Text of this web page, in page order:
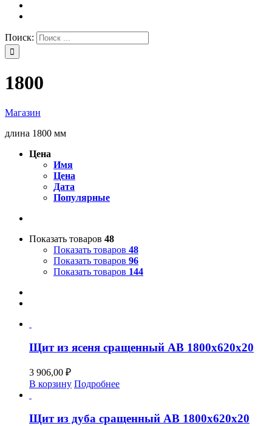
Поиск:
1800
Магазин
длина 1800 мм
Цена
Имя
Цена
Дата
Популярные
Показать товаров 48
Показать товаров 48
Показать товаров 96
Показать товаров 144
Щит из ясеня сращенный АВ 1800х620х20
3 906,00 ₽
В корзину Подробнее
Щит из дуба сращенный АВ 1800х620х20